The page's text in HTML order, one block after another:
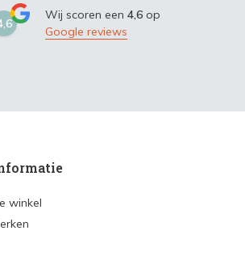
Wij scoren een 4,6 op
Google reviews
winkel